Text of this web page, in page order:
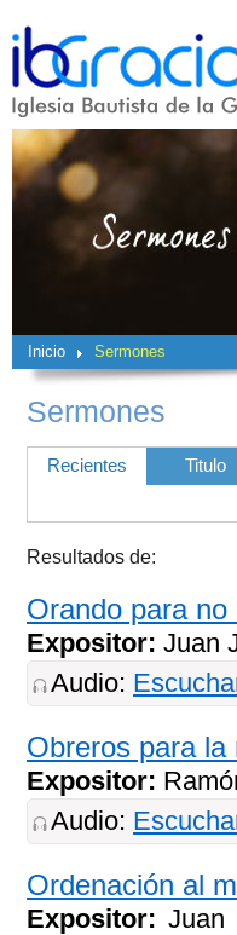
Inicio Sermones
Sermones
Recientes Titulo
Resultados de:
Orando para
Expositor: Juan
Audio:
Obreros para la
Expositor:
Audio:
Ordenación al
Expositor: Juan